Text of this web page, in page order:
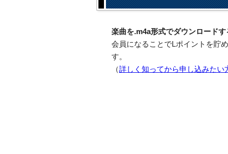
楽曲を.m4a形式でダウンロード
会員になることでLポイントを貯
す。
（詳しく知ってから申し込みた